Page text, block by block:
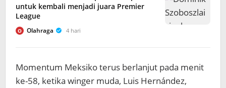
untuk kembali menjadi juara Premier
League
O Olahraga 4 hari
Momentum Meksiko terus berlanjut pada menit
ke-58, ketika winger muda, Luis Hernández,